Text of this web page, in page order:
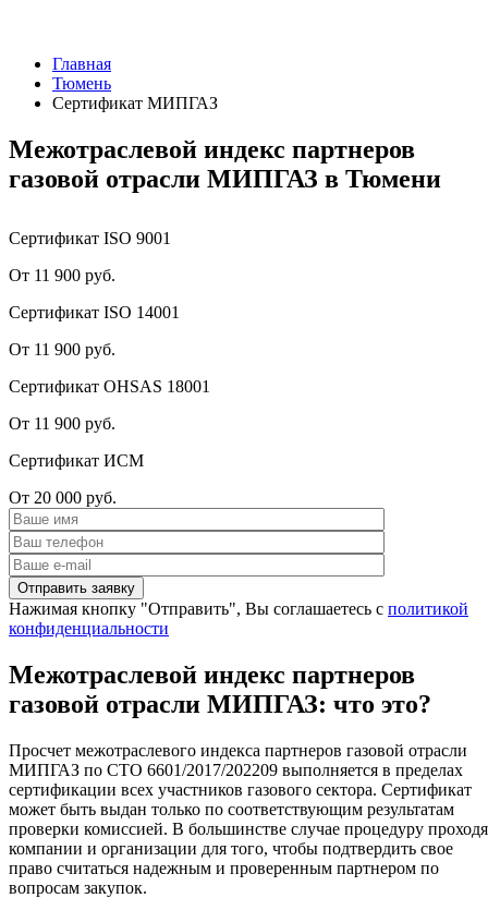
Главная
Тюмень
Сертификат МИПГАЗ
Межотраслевой индекс партнеров
газовой отрасли МИПГАЗ в Тюмени
Сертификат ISO 9001
От 11 900 руб.
Сертификат ISO 14001
От 11 900 руб.
Сертификат OHSAS 18001
От 11 900 руб.
Сертификат ИСМ
От 20 000 руб.
Нажимая кнопку "Отправить", Вы соглашаетесь с политикой
конфиденциальности
Межотраслевой индекс партнеров
газовой отрасли МИПГАЗ: что это?
Просчет межотраслевого индекса партнеров газовой отрасли
МИПГАЗ по СТО 6601/2017/202209 выполняется в пределах
сертификации всех участников газового сектора. Сертификат
может быть выдан только по соответствующим результатам
проверки комиссией. В большинстве случае процедуру
компании и организации для того, чтобы подтвердить свое
право считаться надежным и проверенным партнером по
вопросам закупок.